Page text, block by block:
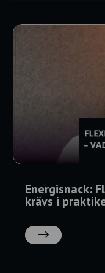
Energisnack:
krävs i
MER